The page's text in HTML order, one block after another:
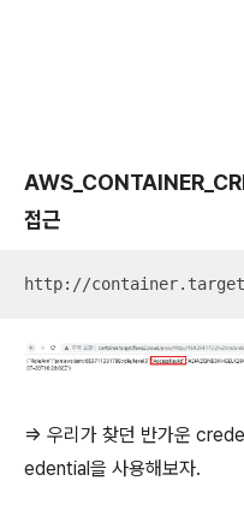
접근
http://
=> 우리가 찾던 반가운
edential을 사용해보자.